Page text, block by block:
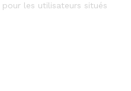
les utilisateurs situés